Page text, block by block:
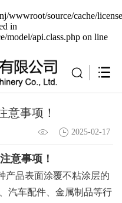
wwwroot/source/cache/
in
model/api.class.php on line
意事项！
2025-02-17
意事项！
产品表面涂覆不粘涂层的
汽车配件、金属制品等行